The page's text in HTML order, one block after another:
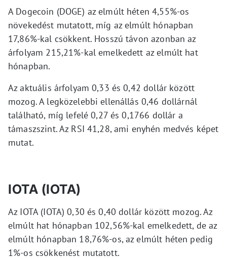
A Dogecoin (DOGE) az elmúlt héten 4,55%-os
növekedést mutatott, míg az elmúlt hónapban
17,86%-kal csökkent. Hosszú távon azonban az
árfolyam 215,21%-kal emelkedett az elmúlt hat
hónapban.
Az aktuális árfolyam 0,33 és 0,42 dollár között
mozog. A legközelebbi ellenállás 0,46 dollárnál
található, míg lefelé 0,27 és 0,1766 dollár a
támaszszint. Az RSI 41,28, ami enyhén medvés képet
mutat.
IOTA (IOTA)
Az IOTA (IOTA) 0,30 és 0,40 dollár között mozog. Az
elmúlt hat hónapban 102,56%-kal emelkedett, de az
elmúlt hónapban 18,76%-os, az elmúlt héten pedig
1%-os csökkenést mutatott.